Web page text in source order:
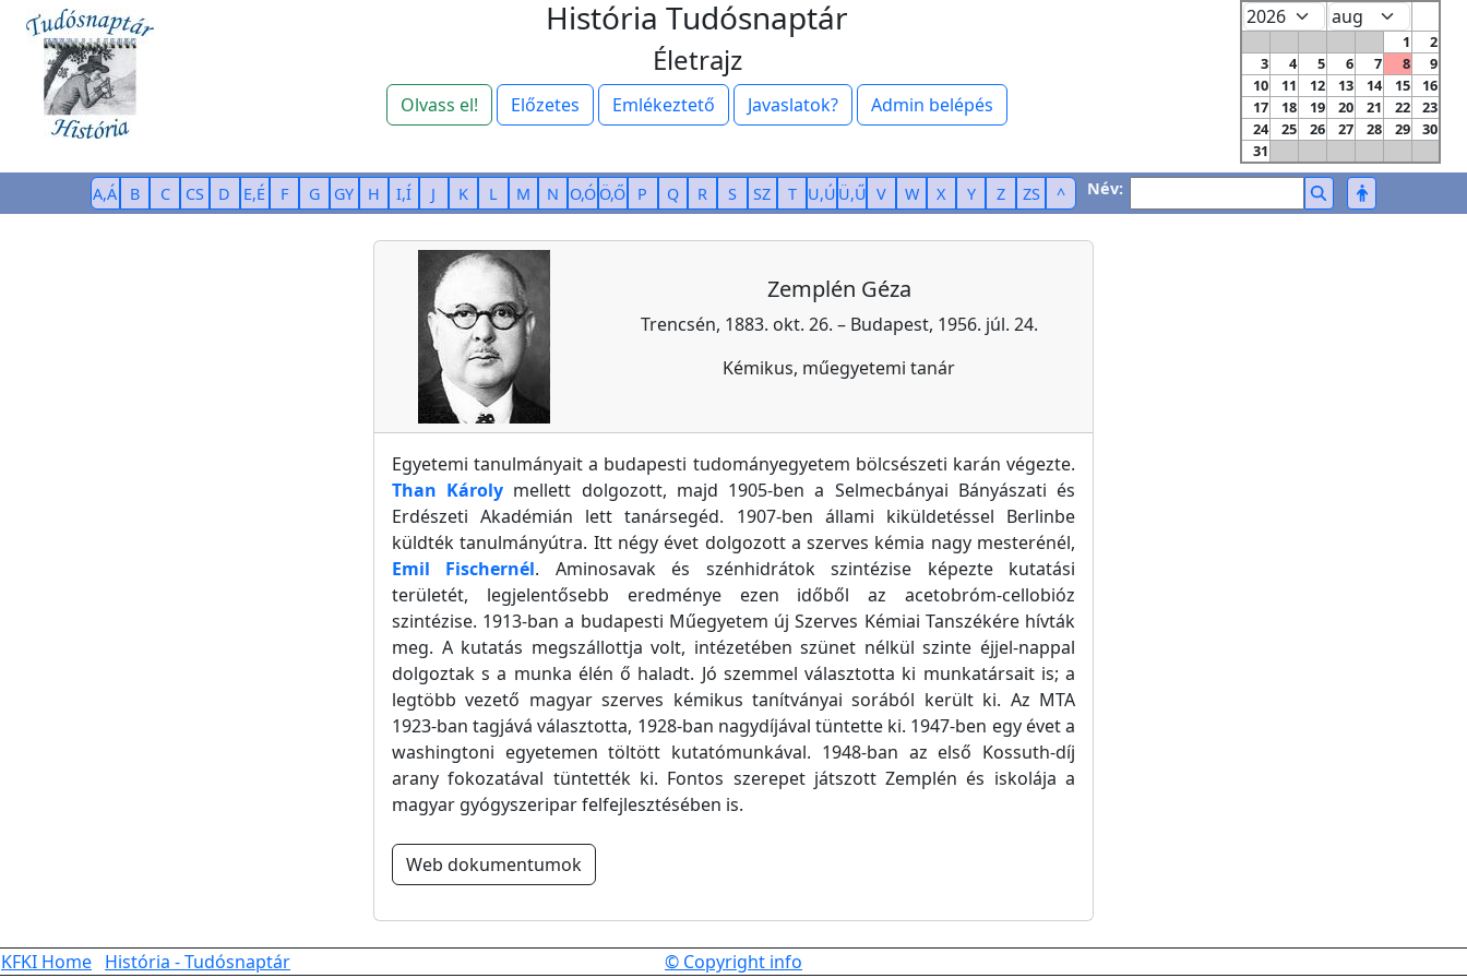
História Tudósnaptár
Életrajz
Olvass el! Előzetes Emlékeztető Javaslatok? Admin belépés
1
2
3
4 5 6 7 8
9
10
11 12 13 14 15
16
17
18 19 20 21 22
23
24
25 26 27 28 29
30
31
A,Á B C CS D E,É F G GY H I,Í J K L M N O,Ó Ö,Ő P Q R S SZ T U,Ú Ü,Ű V W X Y Z ZS ^ Név:
Zemplén Géza
Trencsén, 1883. okt. 26. – Budapest, 1956. júl. 24.
Kémikus, műegyetemi tanár
Egyetemi tanulmányait a budapesti tudományegyetem bölcsészeti karán végezte.
Than Károly mellett dolgozott, majd 1905-ben a Selmecbányai Bányászati és
Erdészeti Akadémián lett tanársegéd. 1907-ben állami kiküldetéssel Berlinbe
küldték tanulmányútra. Itt négy évet dolgozott a szerves kémia nagy mesterénél,
Emil Fischernél. Aminosavak és szénhidrátok szintézise képezte kutatási
területét, legjelentősebb eredménye ezen időből az acetobróm-cellobióz
szintézise. 1913-ban a budapesti Műegyetem új Szerves Kémiai Tanszékére hívták
meg. A kutatás megszállottja volt, intézetében szünet nélkül szinte éjjel-nappal
dolgoztak s a munka élén ő haladt. Jó szemmel választotta ki munkatársait is; a
legtöbb vezető magyar szerves kémikus tanítványai sorából került ki. Az MTA
1923-ban tagjává választotta, 1928-ban nagydíjával tüntette ki. 1947-ben egy évet a
washingtoni egyetemen töltött kutatómunkával. 1948-ban az első Kossuth-díj
arany fokozatával tüntették ki. Fontos szerepet játszott Zemplén és iskolája a
magyar gyógyszeripar felfejlesztésében is.
Web dokumentumok
KFKI Home História - Tudósnaptár © Copyright info